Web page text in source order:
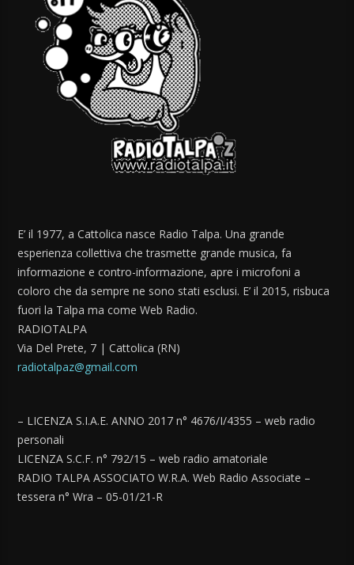
E’ il 1977, a Cattolica nasce Radio Talpa. Una grande
esperienza collettiva che trasmette grande musica, fa
informazione e contro-informazione, apre i microfoni a
coloro che da sempre ne sono stati esclusi. E’ il 2015, risbuca
fuori la Talpa ma come Web Radio.
RADIOTALPA
Via Del Prete, 7 | Cattolica (RN)
radiotalpaz@gmail.com
– LICENZA S.I.A.E. ANNO 2017 n° 4676/I/4355 – web radio
personali
LICENZA S.C.F. n° 792/15 – web radio amatoriale
RADIO TALPA ASSOCIATO W.R.A. Web Radio Associate –
tessera n° Wra – 05-01/21-R